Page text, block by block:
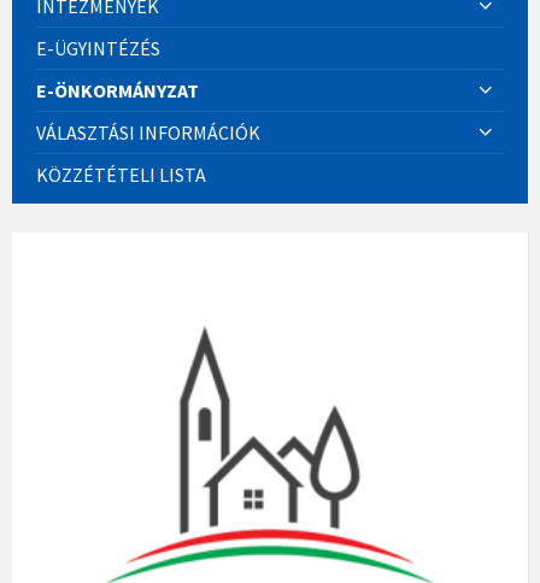
INTÉZMÉNYEK
E-ÜGYINTÉZÉS
E-ÖNKORMÁNYZAT
VÁLASZTÁSI INFORMÁCIÓK
KÖZZÉTÉTELI LISTA